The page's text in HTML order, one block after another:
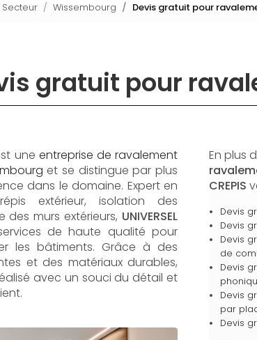
Secteur Wissembourg Devis gratuit pour
gratuit pour
une entreprise de ravalement
et se distingue par plus
dans le domaine. Expert en
extérieur, isolation des
murs extérieurs, UNIVERSEL
de haute qualité pour
les bâtiments. Grâce à des
et des matériaux durables,
avec un souci du détail et
En plus
CREPIS
Devis
Devis
Devis
de
Devis
Devis
par
Devis